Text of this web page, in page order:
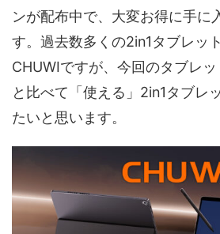
ンが配布中で、大変お得に手に
す。過去数多くの2in1タブレッ
CHUWIですが、今回のタブレ
と比べて「使える」2in1タブレ
たいと思います。